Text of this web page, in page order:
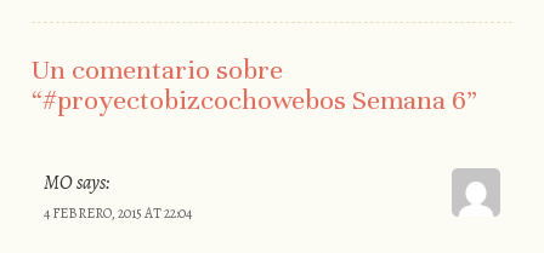
Un comentario sobre
“#proyectobizcochowebos Semana 6”
MOsays:
4 FEBRERO, 2015 AT 22:04